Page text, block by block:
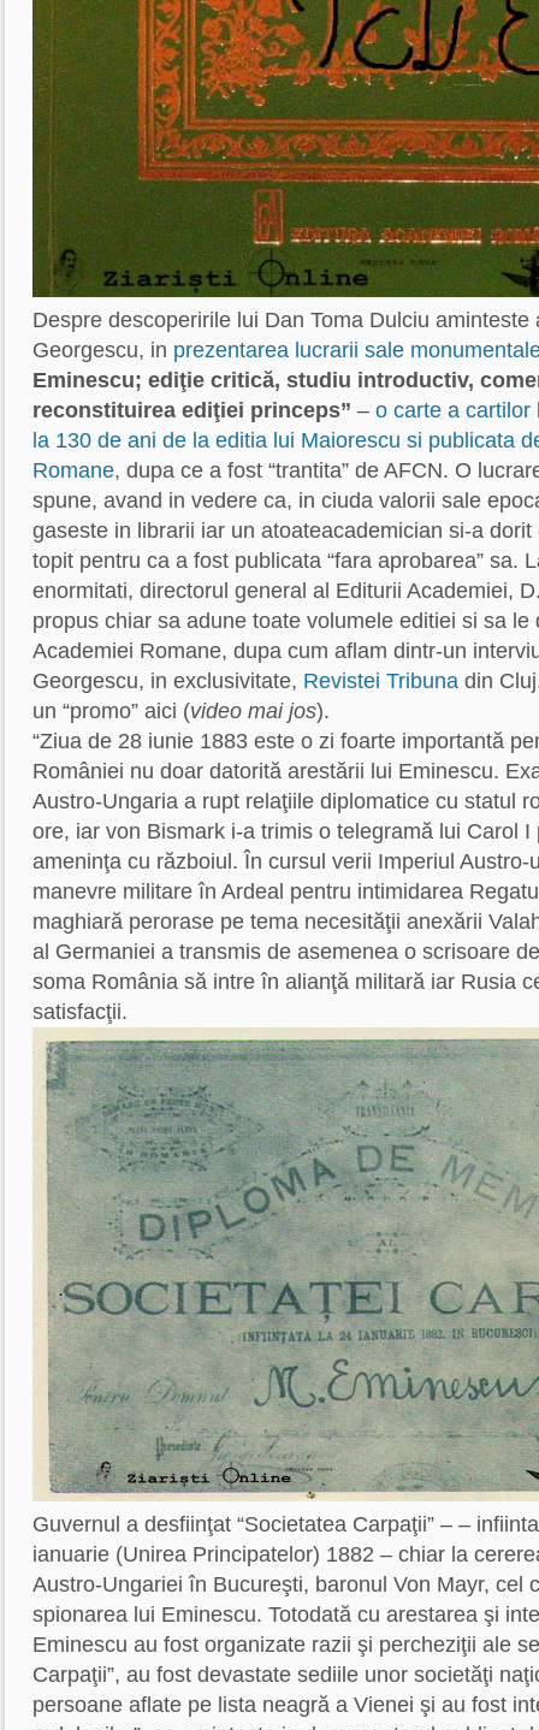
Despre descoperirile lui Dan Toma Dulciu
Georgescu, in prezentarea lucrarii sale
Eminescu; ediţie critică, studiu introductiv,
reconstituirea ediţiei princeps” – o carte a cartilor
la 130 de ani de la editia lui Maiorescu si publicata
Romane, dupa ce a fost “trantita” de AFCN. O
spune, avand in vedere ca, in ciuda valorii sale
gaseste in librarii iar un atoateacademician si-a
topit pentru ca a fost publicata “fara aprobarea” sa.
enormitati, directorul general al Editurii Academiei,
propus chiar sa adune toate volumele editiei si sa le
Academiei Romane, dupa cum aflam dintr-un
Georgescu, in exclusivitate, Revistei Tribuna din
un “promo” aici (video mai jos).
“Ziua de 28 iunie 1883 este o zi foarte importantă
României nu doar datorită arestării lui Eminescu.
Austro-Ungaria a rupt relaţiile diplomatice cu statul
ore, iar von Bismark i-a trimis o telegramă lui Carol I
ameninţa cu războiul. În cursul verii Imperiul Austro-
manevre militare în Ardeal pentru intimidarea
maghiară perorase pe tema necesităţii anexării
al Germaniei a transmis de asemenea o scrisoare
soma România să intre în alianţă militară iar Rusia
satisfacţii.
Guvernul a desfiinţat “Societatea Carpaţii” – –
ianuarie (Unirea Principatelor) 1882 – chiar la
Austro-Ungariei în Bucureşti, baronul Von Mayr, cel
spionarea lui Eminescu. Totodată cu arestarea şi
Eminescu au fost organizate razii şi percheziţii ale
Carpaţii”, au fost devastate sediile unor societăţi
persoane aflate pe lista neagră a Vienei şi au fost